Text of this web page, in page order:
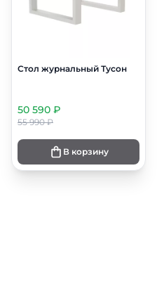
Стол журнальный Тусон
50 590 ₽
55 990 ₽
В корзину